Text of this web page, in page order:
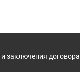
заключения договора